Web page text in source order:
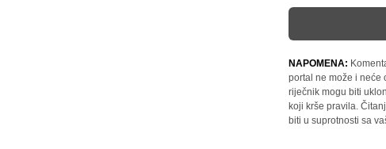
NAPOMENA:
portal ne može i neće
riječnik mogu biti
koji krše pravila.
biti u suprotnosti sa